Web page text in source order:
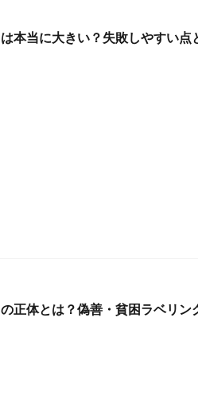
本当に大きい？失敗しやすい点
正体とは？偽善・貧困ラベリ